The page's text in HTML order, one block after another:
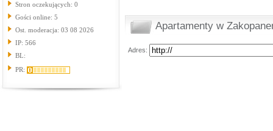
Stron oczekujących: 0
Gości online: 5
Ost. moderacja: 03 08 2026
IP: 566
BL:
PR:
Apartamenty w
Adres: